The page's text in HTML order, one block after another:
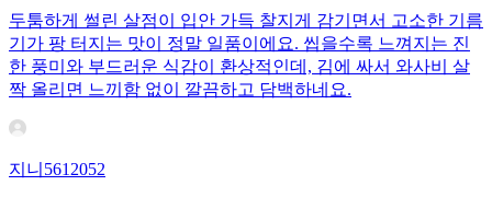
두툼하게 썰린 살점이 입안 가득 찰지게 감기면서 고소한 기름
기가 팡 터지는 맛이 정말 일품이에요. 씹을수록 느껴지는 진
한 풍미와 부드러운 식감이 환상적인데, 김에 싸서 와사비 살
짝 올리면 느끼함 없이 깔끔하고 담백하네요.
지니5612052